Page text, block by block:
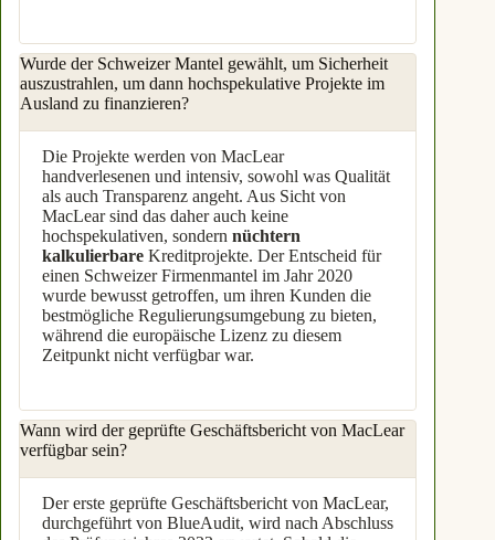
Wurde der Schweizer Mantel gewählt, um Sicherheit
auszustrahlen, um dann hochspekulative Projekte im
Ausland zu finanzieren?
Die Projekte werden von MacLear
handverlesenen und intensiv, sowohl was Qualität
als auch Transparenz angeht. Aus Sicht von
MacLear sind das daher auch keine
hochspekulativen, sondern nüchtern
kalkulierbare Kreditprojekte. Der Entscheid für
einen Schweizer Firmenmantel im Jahr 2020
wurde bewusst getroffen, um ihren Kunden die
bestmögliche Regulierungsumgebung zu bieten,
während die europäische Lizenz zu diesem
Zeitpunkt nicht verfügbar war.
Wann wird der geprüfte Geschäftsbericht von MacLear
verfügbar sein?
Der erste geprüfte Geschäftsbericht von MacLear,
durchgeführt von BlueAudit, wird nach Abschluss